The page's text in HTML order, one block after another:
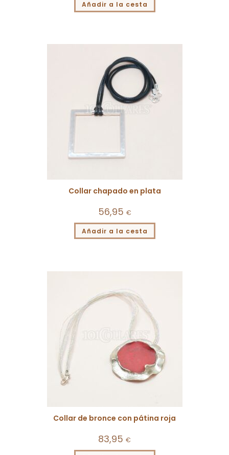
Añadir a la cesta
Collar chapado en plata
56,95 €
Añadir a la cesta
Collar de bronce con pátina roja
83,95 €